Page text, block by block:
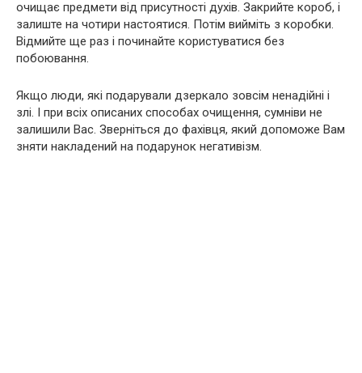
очищає предмети від присутності духів. Закрийте короб, і
залиште на чотири настоятися. Потім вийміть з коробки.
Відмийте ще раз і починайте користуватися без
побоювання.
Якщо люди, які подарували дзеркало зовсім ненадійні і
злі. І при всіх описаних способах очищення, сумніви не
залишили Вас. Зверніться до фахівця, який допоможе Вам
зняти накладений на подарунок негативізм.